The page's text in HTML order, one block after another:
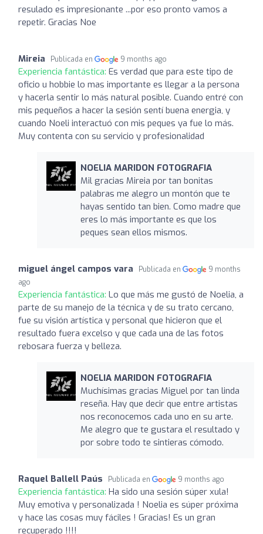
resulado es impresionante ...por eso pronto vamos a
repetir. Gracias Noe
Mireia Publicada en 9 months ago
Experiencia fantástica: Es verdad que para este tipo de
oficio u hobbie lo mas importante es llegar a la persona
y hacerla sentir lo más natural posible. Cuando entré con
mis pequeños a hacer la sesión sentí buena energia, y
cuando Noeli interactuó con mis peques ya fue lo más.
Muy contenta con su servicio y profesionalidad
NOELIA MARIDON FOTOGRAFIA
Mil gracias Mireia por tan bonitas
palabras me alegro un montón que te
hayas sentido tan bien. Como madre que
eres lo más importante es que los
peques sean ellos mismos.
miguel ángel campos vara Publicada en
9 months
ago
Experiencia fantástica: Lo que más me gustó de Noelia, a
parte de su manejo de la técnica y de su trato cercano,
fue su visión artística y personal que hicieron que el
resultado fuera excelso y que cada una de las fotos
rebosara fuerza y belleza.
NOELIA MARIDON FOTOGRAFIA
Muchísimas gracias Miguel por tan linda
reseña. Hay que decir que entre artistas
nos reconocemos cada uno en su arte.
Me alegro que te gustara el resultado y
por sobre todo te sintieras cómodo.
Raquel Ballell Paús Publicada en 9 months ago
Experiencia fantástica: Ha sido una sesión súper xula!
Muy emotiva y personalizada ! Noelia es súper próxima
y hace las cosas muy fáciles ! Gracias! Es un gran
recuperado !!!!